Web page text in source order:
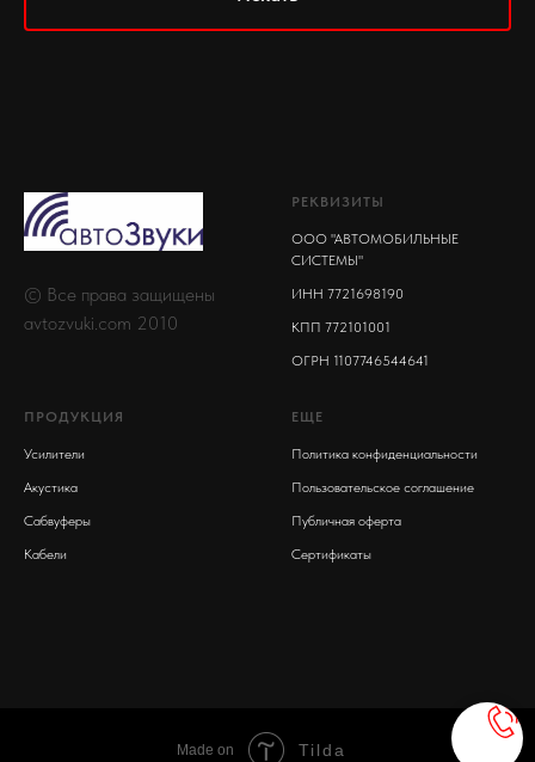
© Все права защищены
avtozvuki.com 2010
РЕКВИЗИТЫ
ООО "АВТОМОБИЛЬНЫЕ
СИСТЕМЫ"
ИНН 7721698190
КПП 772101001
ОГРН 1107746544641
ПРОДУКЦИЯ
Усилители
Акустика
Сабвуферы
Кабели
ЕЩЕ
Политика конфиденциальности
Пользовательское соглашение
Публичная оферта
Сертификаты
Made on Tilda